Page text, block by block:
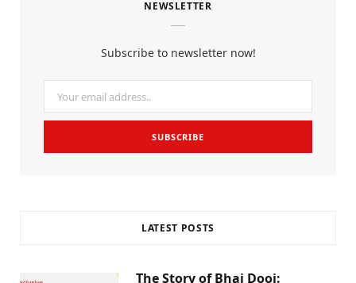
e
k
t
t
a
NEWSLETTER
Subscribe to newsletter now!
LATEST POSTS
The Story of Bhai Dooj: